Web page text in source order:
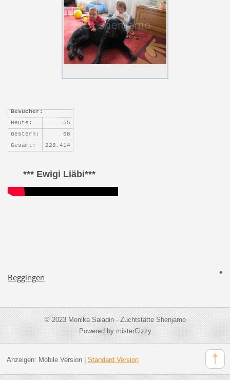
Besucher:
Heute:
55
Gestern:
68
Gesamt:
228.414
*** Ewigi Liäbi***
Beggingen
© 2023 Monika Saladin - Zuchtstätte Shenjamo
Powered by misterCizzy
Anzeigen: Mobile Version| Standard Version